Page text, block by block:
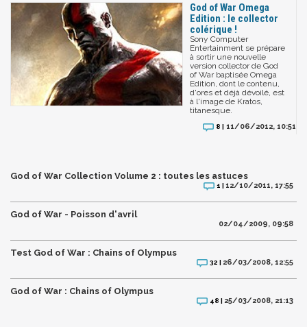
God of War Omega
Edition : le collector
colérique !
Sony Computer
Entertainment se prépare
à sortir une nouvelle
version collector de God
of War baptisée Omega
Edition, dont le contenu,
d'ores et déjà dévoilé, est
à l'image de Kratos,
titanesque.
8 | 11/06/2012, 10:51
God of War Collection Volume 2 : toutes les astuces
1 |12/10/2011, 17:55
God of War - Poisson d'avril
02/04/2009, 09:58
Test God of War : Chains of Olympus
32 | 26/03/2008, 12:55
God of War : Chains of Olympus
48 | 25/03/2008, 21:13